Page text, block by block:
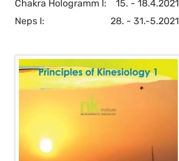
Chakra Hologramm I: 15. - 18.4.2021
Neps I: 28. - 31.-5.2021